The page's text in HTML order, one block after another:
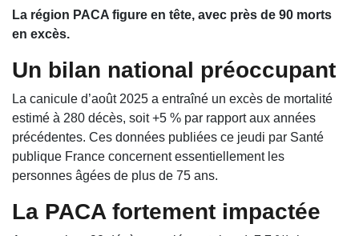
La région PACA figure en tête, avec près de 90 morts
en excès.
Un bilan national préoccupant
La canicule d’août 2025 a entraîné un excès de mortalité
estimé à 280 décès, soit +5 % par rapport aux années
précédentes. Ces données publiées ce jeudi par Santé
publique France concernent essentiellement les
personnes âgées de plus de 75 ans.
La PACA fortement impactée